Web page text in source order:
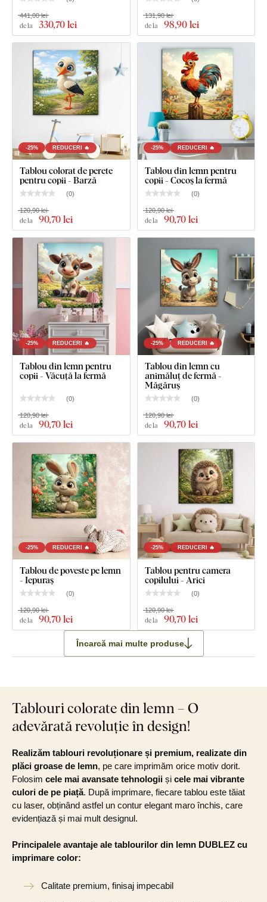
Tabloul are un cârlig.
Dimensiunea de 66x66 cm și 90x90 cm - Tabloul are 2
cârlige.
Ce este inclus în pachet?
Tablou din lemn cu fermă - Găină cu puișor
Cârlig(e) montat(e) în prealabil pe partea din spate a
tabloului
Instrucțiuni clare pentru montaj
de la 330,70 lei
441,00 lei
de la 98,90 lei
131,90 lei
-25% REDUCERI 🔥
Tablou colorat de perete
pentru copii - Barză
(0)
de la 90,70 lei
120,90 lei
-25% REDUCERI 🔥
Tablou din lemn pentru
copii - Cocoș la fermă
(0)
de la 90,70 lei
120,90 lei
-25% REDUCERI 🔥
Tablou din lemn pentru
copii - Văcuță la fermă
(0)
de la 90,70 lei
120,90 lei
-25% REDUCERI 🔥
Tablou din lemn cu
animăluț de fermă -
Măgăruș
(0)
de la 90,70 lei
120,90 lei
-25% REDUCERI 🔥
Tablou de poveste pe lemn
- Iepuraș
(0)
de la 90,70 lei
120,90 lei
-25% REDUCERI 🔥
Tablou pentru camera
copilului - Arici
(0)
de la 90,70 lei
120,90 lei
Încarcă mai multe produse
Tablouri colorate din lemn – O
adevărată revoluție în design!
Realizăm tablouri revoluționare și premium, realizate din
plăci groase de lemn, pe care imprimăm orice motiv dorit.
Folosim cele mai avansate tehnologii și cele mai vibrante
culori de pe piață. După imprimare, fiecare tablou este tăiat
cu laser, obținând astfel un contur elegant maro închis, care
evidențiază și mai mult designul.
Principalele avantaje ale tablourilor din lemn DUBLEZ cu
imprimare color:
Calitate premium, finisaj impecabil